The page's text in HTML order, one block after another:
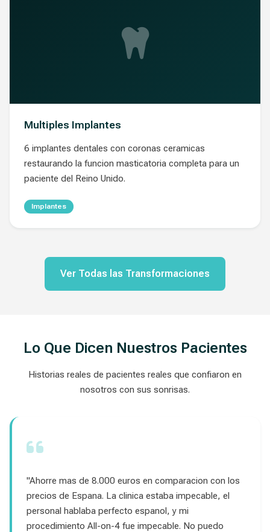
Multiples Implantes
6 implantes dentales con coronas ceramicas
restaurando la funcion masticatoria completa para un
paciente del Reino Unido.
Implantes
Ver Todas las Transformaciones
Lo Que Dicen Nuestros Pacientes
Historias reales de pacientes reales que confiaron en
nosotros con sus sonrisas.
"Ahorre mas de 8.000 euros en comparacion con los
precios de Espana. La clinica estaba impecable, el
personal hablaba perfecto espanol, y mi
procedimiento All-on-4 fue impecable. No puedo